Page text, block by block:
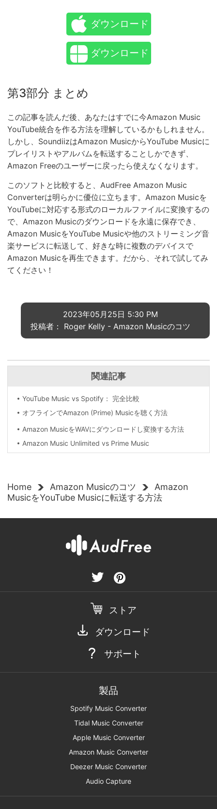
ダウンロード
ダウンロード
第3部分 まとめ
この記事を読んだ後、あなたはすでに今Amazon Music
YouTube統合を作る方法を理解しているかもしれません。
しかし、SoundiizはAmazon MusicからYouTube Musicに
プレイリストやアルバムを転送することしかできず、
Amazon Freeのユーザーに戻ったら使えなくなります。
このソフトと比較すると、AudFree Amazon Music
Converterは明らかに優位に立ちます。Amazon Musicを
YouTubeに対応する形式のローカルファイルに変換するの
で、Amazon Musicのダウンロードを永遠に保存でき、
Amazon MusicをYouTube Musicや他のストリーミング音
楽サービスに転送して、好きな時に複数のデバイスで
Amazon Musicを再生できます。だから、それで試してみ
てください！
2023年05月25日 5:30 PM
投稿者： Roger Kelly - Amazon Musicのコツ
関連記事
YouTube Music vs Spotify： 完全比較
オフラインでAmazon (Prime) Musicを聴く方法
Amazon MusicをWAVにダウンロードし変換する方法
Amazon Music Unlimited vs Prime Music
Home Amazon Musicのコツ
Amazon
MusicをYouTube Musicに転送する方法
ストア
ダウンロード
サポート
製品
Spotify Music Converter
Tidal Music Converter
Apple Music Converter
Amazon Music Converter
Deezer Music Converter
Audio Capture